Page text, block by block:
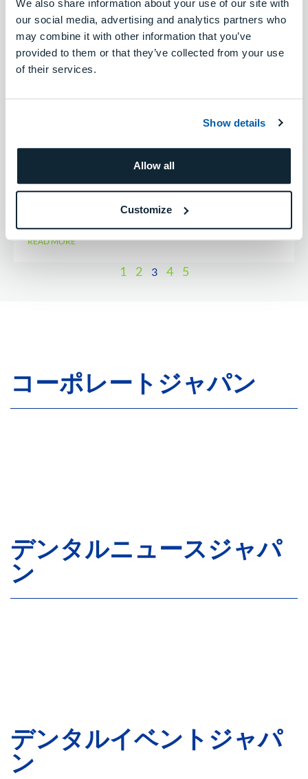
We also share information about your use of our site with
our social media, advertising and analytics partners who
may combine it with other information that you’ve
provided to them or that they’ve collected from your use
of their services.
Show details
Allow all
Customize
この度の令和5年石川県能登地方を震源とする地震に
害により当社製品が被害を受けてお困りのお客様に、
少しでもお客様のご負担を軽 […]
READ MORE
1 2 3 4 5
コーポレートジャパン
デンタルニュースジャパ
ン
デンタルイベントジャパ
ン